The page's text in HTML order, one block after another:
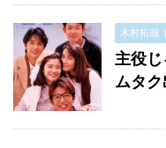
木村拓哉
主役
ムタク